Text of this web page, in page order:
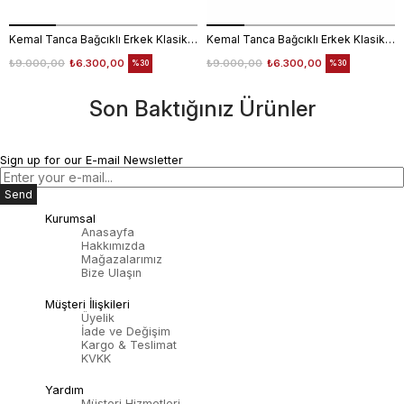
Kemal Tanca Bağcıklı Erkek Klasik Ayakkabı 700
₺6.300,00
₺9.000,00 %30
Kemal Tanca Bağcıklı Erkek Klasik Ayakkabı 700
₺6.300,00
₺9.000,00 %30
Son Baktığınız Ürünler
Sign up for our E-mail Newsletter
Send
Kurumsal
Anasayfa
Hakkımızda
Mağazalarımız
Bize Ulaşın
Müşteri İlişkileri
Üyelik
İade ve Değişim
Kargo & Teslimat
KVKK
Yardım